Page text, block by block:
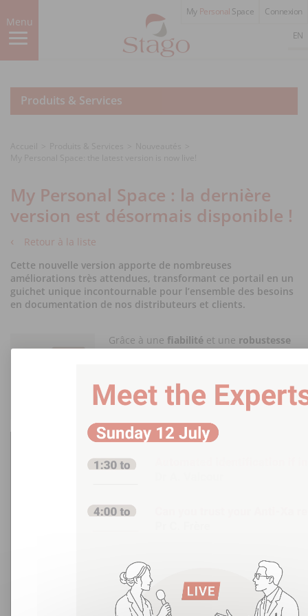
au
contenu
principal
Menu
My Personal Space Connexion
EN
Produits & Services
My Personal Space : la dernière
version est désormais disponible !
Retour à la liste
Cette nouvelle version apporte de nombreuses
améliorations très attendues, transformant ce portail en un
guichet unique incontournable pour l’ensemble des besoins
en documentation de nos distributeurs et clients.
Grâce à une fiabilité et une robustesse
renforcées, My Personal Space (MPS)